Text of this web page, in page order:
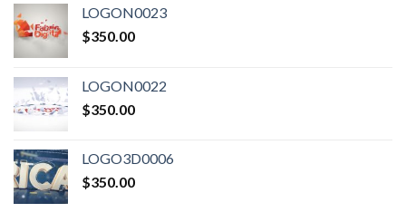
LOGON0023
$350.00
LOGON0022
$350.00
LOGO3D0006
$350.00